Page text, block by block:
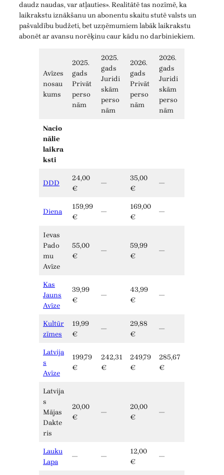
daudz naudas, var atļauties». Realitātē tas nozīmē, ka
laikrakstu iznākšanu un abonentu skaitu stutē valsts un
pašvaldību budžeti, bet uzņēmumiem labāk laikrakstu
abonēt ar avansu norēķinu caur kādu no darbiniekiem.
Avīzes
nosau
kums
2025.
gads
Privāt
perso
nām
2025.
gads
Juridi
skām
perso
nām
2026.
gads
Privāt
perso
nām
2026.
gads
Juridi
skām
perso
nām
Nacio
nālie
laikra
ksti
DDD
24,00
€
—
35,00
€
—
Diena
159,99
€
—
169,00
€
—
Ievas
Pado
mu
Avīze
55,00
€
—
59,99
€
—
Kas
Jauns
Avīze
39,99
€
—
43,99
€
—
Kultūr
zīmes
19,99
€
—
29,88
€
—
Latvija
s
Avīze
199,79
€
242,31
€
249,79
€
285,67
€
Latvija
s
Mājas
Dakte
ris
20,00
€
—
20,00
€
—
Lauku
Lapa
— —
12,00
€
—